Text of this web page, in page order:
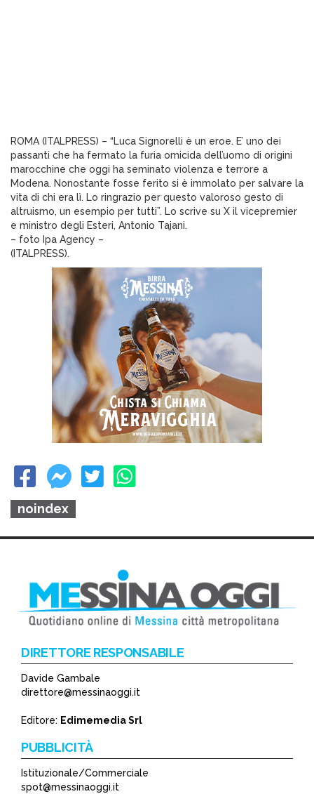
ROMA (ITALPRESS) – “Luca Signorelli è un eroe. E’ uno dei
passanti che ha fermato la furia omicida dell’uomo di origini
marocchine che oggi ha seminato violenza e terrore a
Modena. Nonostante fosse ferito si è immolato per salvare la
vita di chi era lì. Lo ringrazio per questo valoroso gesto di
altruismo, un esempio per tutti”. Lo scrive su X il vicepremier
e ministro degli Esteri, Antonio Tajani.
– foto Ipa Agency –
(ITALPRESS).
noindex
DIRETTORE RESPONSABILE
Davide Gambale
direttore@messinaoggi.it
Editore: Edimemedia Srl
PUBBLICITÀ
Istituzionale/Commerciale
spot@messinaoggi.it